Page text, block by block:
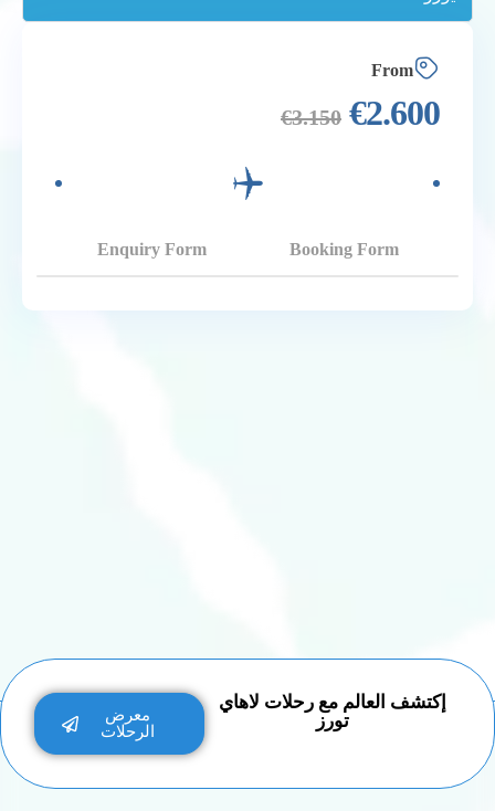
From
€2.600
€3.150
Booking Form
Enquiry Form
إكتشف العالم مع رحلات لاهاي
تورز
معرض
الرحلات